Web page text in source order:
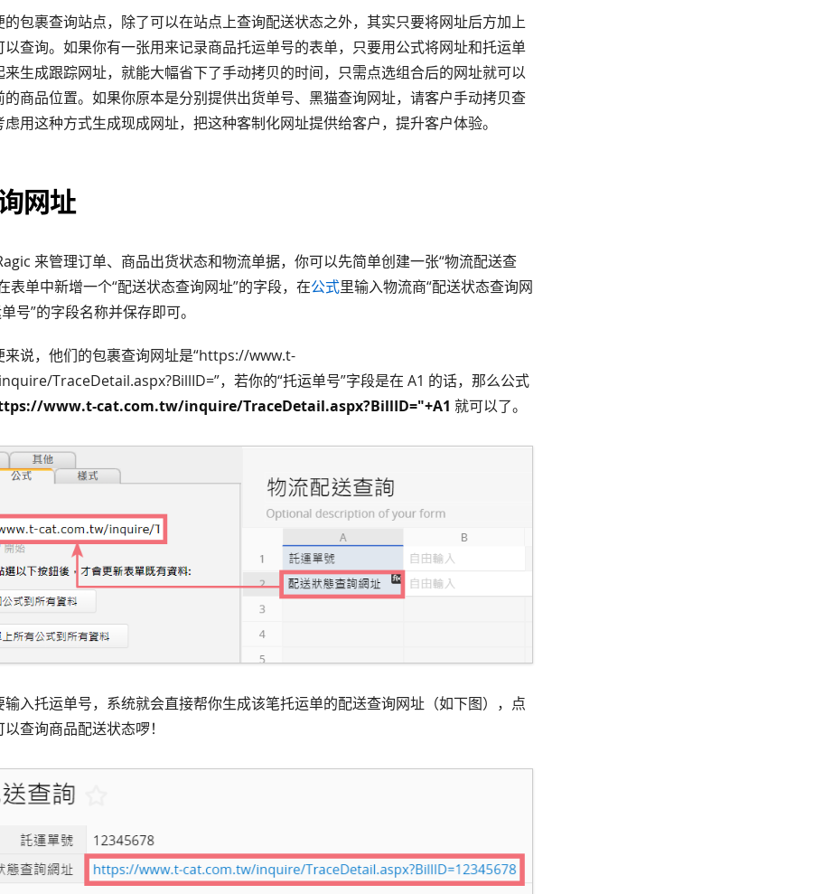
的包裹查询站点，除了可以在站点上查询配送状态之外，其实只要将网址后方加上
以查询。如果你有一张用来记录商品托运单号的表单，只要用公式将网址和托运单
来生成跟踪网址，就能大幅省下了手动拷贝的时间，只需点选组合后的网址就可以
的商品位置。如果你原本是分别提供出货单号、黑猫查询网址，请客户手动拷贝查
用这种方式生成现成网址，把这种客制化网址提供给客户，提升客户体验。
网址
来管理订单、商品出货状态和物流单据，你可以先简单创建一张“物流配送查
表单中新增一个“配送状态查询网址”的字段，在公式里输入物流商“配送状态查询网
号”的字段名称并保存即可。
来说，他们的包裹查询网址是“https://www.t-
TraceDetail.aspx?BillID=”，若你的“托运单号”字段是在 A1 的话，那么公式
www.t-cat.com.tw/inquire/TraceDetail.aspx?BillID="+A1 就可以了。
输入托运单号，系统就会直接帮你生成该笔托运单的配送查询网址（如下图），点
查询商品配送状态啰！